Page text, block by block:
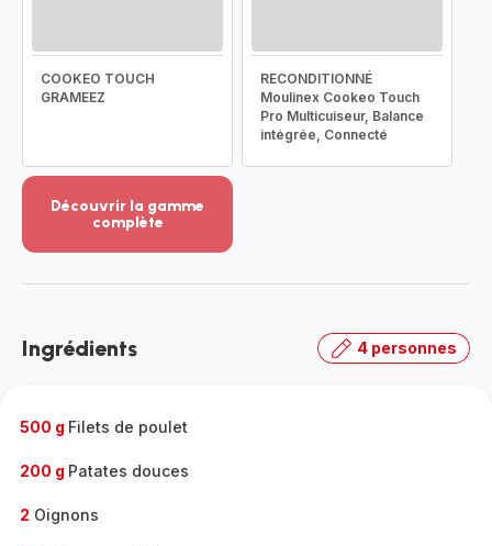
COOKEO TOUCH
GRAMEEZ
RECONDITIONNÉ
Moulinex Cookeo Touch
Pro Multicuiseur, Balance
intégrée, Connecté
Découvrir la gamme
complète
-
gamme
Ingrédients 4 personnes
500 g Filets de poulet
200 g Patates douces
2 Oignons